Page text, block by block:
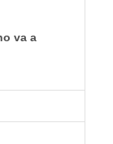
va a